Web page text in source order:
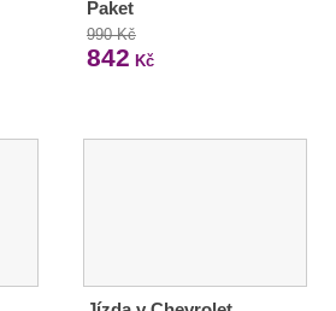
Paket
990 Kč
842 Kč